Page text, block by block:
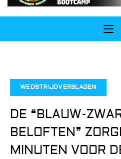
WEDSTRIJDVERSLAGEN
DE “BLAUW-
BELOFTEN”
MINUTEN VOOR